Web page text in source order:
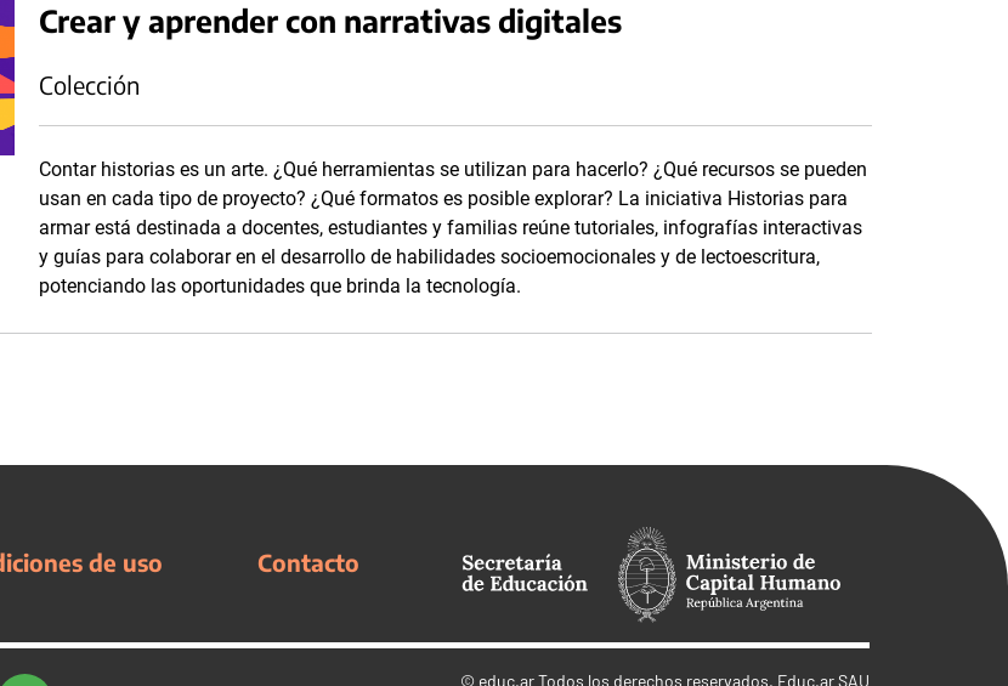
Crear y aprender con narrativas digitales
Colección
Contar historias es un arte. ¿Qué herramientas se utilizan para hacerlo? ¿Qué recursos se pueden
usan en cada tipo de proyecto? ¿Qué formatos es posible explorar? La iniciativa Historias para
armar está destinada a docentes, estudiantes y familias reúne tutoriales, infografías interactivas
y guías para colaborar en el desarrollo de habilidades socioemocionales y de lectoescritura,
potenciando las oportunidades que brinda la tecnología.
de uso Contacto
© educ.arTodos los derechos reservados. Educ.ar SAU